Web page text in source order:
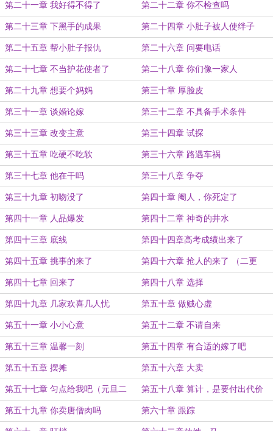
第二十一章 我好得不得了 第二十二章 你不检查吗
第二十三章 下黑手的成果 第二十四章 小肚子被人使绊子
第二十五章 帮小肚子报仇 第二十六章 问要电话
第二十七章 不当护花使者了 第二十八章 你们像一家人
第二十九章 想要个妈妈 第三十章 厚脸皮
第三十一章 谈婚论嫁 第三十二章 不具备手术条件
第三十三章 改变主意 第三十四章 试探
第三十五章 吃硬不吃软 第三十六章 路遇车祸
第三十七章 他在干吗 第三十八章 争夺
第三十九章 初吻没了 第四十章 阉人，你死定了
第四十一章 人品爆发 第四十二章 神奇的井水
第四十三章 底线 第四十四章高考成绩出来了
第四十五章 挑事的来了 第四十六章 抢人的来了 （二更
第四十七章 回来了 第四十八章 选择
第四十九章 几家欢喜几人忧 第五十章 做贼心虚
第五十一章 小小心意 第五十二章 不请自来
第五十三章 温馨一刻 第五十四章 有合适的嫁了吧
第五十五章 摆摊 第五十六章 大卖
第五十七章 匀点给我吧（元旦二
更）
第五十八章 算计，是要付出代价
第五十九章 你卖唐僧肉吗 第六十章 跟踪